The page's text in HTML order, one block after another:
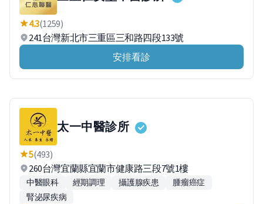
4.3(1259)
241台灣新北市三重區三和路四段133號
安排看診
太一中醫診所
5(493)
260台灣宜蘭縣宜蘭市健康路三段7號1樓
中醫眼科 經期調理 攝護腺疾患
腫瘤癌症
腎泌尿疾病